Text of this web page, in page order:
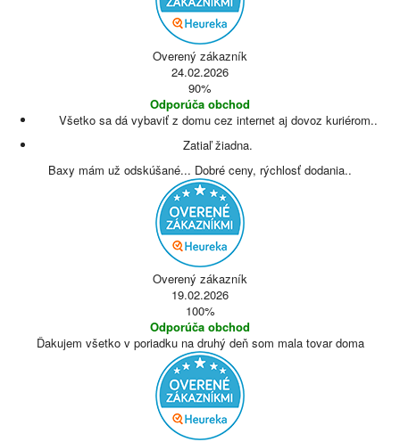
Overený zákazník
24.02.2026
90%
Odporúča obchod
Všetko sa dá vybaviť z domu cez internet aj dovoz kuriérom..
Zatiaľ žiadna.
Baxy mám už odskúšané... Dobré ceny, rýchlosť dodania..
Overený zákazník
19.02.2026
100%
Odporúča obchod
Ďakujem všetko v poriadku na druhý deň som mala tovar doma